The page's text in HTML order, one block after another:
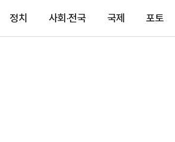
정치 사회·전국 국제 포토